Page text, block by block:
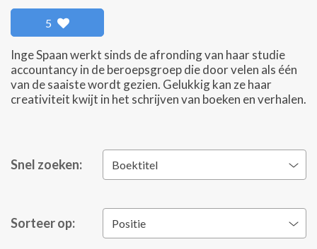
5
Inge Spaan werkt sinds de afronding van haar studie
accountancy in de beroepsgroep die door velen als één
van de saaiste wordt gezien. Gelukkig kan ze haar
creativiteit kwijt in het schrijven van boeken en verhalen.
Snel zoeken: Boektitel
Sorteer op: Positie